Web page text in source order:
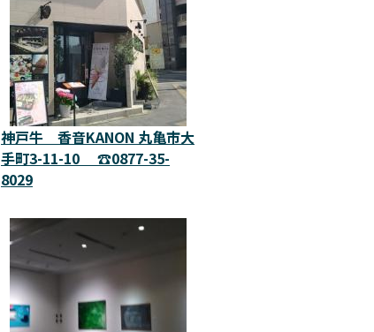
神戸牛 香音KANON 丸亀市大
手町3-11-10 ☎️0877-35-
8029